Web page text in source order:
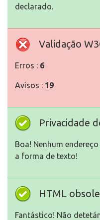
declarado.
Validação
Erros : 6
Avisos : 19
Privacidade
Boa! Nenhum
a forma de texto!
HTML
Fantástico! Não